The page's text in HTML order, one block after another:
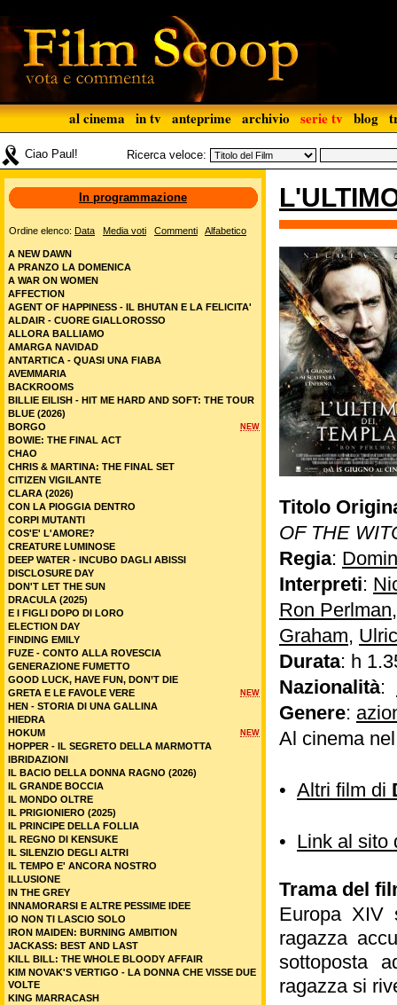
al cinema in tv anteprime archivio serie tv blog
Ciao Paul! Ricerca veloce:
Titolo
OF THE
Regia:
Interpreti:
Ron Perlman
Graham,
Durata: h
Nazionalità:
Genere:
Al cinema
• Altri film di
• Link al sito
Trama del
Europa XIV
ragazza
sottoposta
ragazza si
In programmazione
Ordine elenco: Data Media voti Commenti Alfabetico
A NEW DAWN
A PRANZO LA DOMENICA
A WAR ON WOMEN
AFFECTION
AGENT OF HAPPINESS - IL BHUTAN E LA FELICITA'
ALDAIR - CUORE GIALLOROSSO
ALLORA BALLIAMO
AMARGA NAVIDAD
ANTARTICA - QUASI UNA FIABA
AVEMMARIA
BACKROOMS
BILLIE EILISH - HIT ME HARD AND SOFT: THE TOUR
BLUE (2026)
NEW
BORGO
BOWIE: THE FINAL ACT
CHAO
CHRIS & MARTINA: THE FINAL SET
CITIZEN VIGILANTE
CLARA (2026)
CON LA PIOGGIA DENTRO
CORPI MUTANTI
COS'E' L'AMORE?
CREATURE LUMINOSE
DEEP WATER - INCUBO DAGLI ABISSI
DISCLOSURE DAY
DON'T LET THE SUN
DRACULA (2025)
E I FIGLI DOPO DI LORO
ELECTION DAY
FINDING EMILY
FUZE - CONTO ALLA ROVESCIA
GENERAZIONE FUMETTO
GOOD LUCK, HAVE FUN, DON’T DIE
NEW
GRETA E LE FAVOLE VERE
HEN - STORIA DI UNA GALLINA
HIEDRA
NEW
HOKUM
HOPPER - IL SEGRETO DELLA MARMOTTA
IBRIDAZIONI
IL BACIO DELLA DONNA RAGNO (2026)
IL GRANDE BOCCIA
IL MONDO OLTRE
IL PRIGIONIERO (2025)
IL PRINCIPE DELLA FOLLIA
IL REGNO DI KENSUKE
IL SILENZIO DEGLI ALTRI
IL TEMPO E' ANCORA NOSTRO
ILLUSIONE
IN THE GREY
INNAMORARSI E ALTRE PESSIME IDEE
IO NON TI LASCIO SOLO
IRON MAIDEN: BURNING AMBITION
JACKASS: BEST AND LAST
KILL BILL: THE WHOLE BLOODY AFFAIR
KIM NOVAK'S VERTIGO - LA DONNA CHE VISSE DUE
VOLTE
KING MARRACASH